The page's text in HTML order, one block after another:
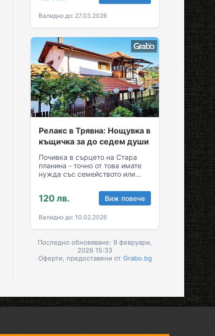
Валидно до: 27.03.2026
Релакс в Трявна: Нощувка в
къщичка за до седем души
Почивка в сърцето на Стара
планина - точно от това имате
нужда със семейството или
120 лв. Виж повече
Валидно до: 10.02.2026
Последно обновяване: 9 февруари,
2026 15:33
Оферти, предоставени от Grabo.bg